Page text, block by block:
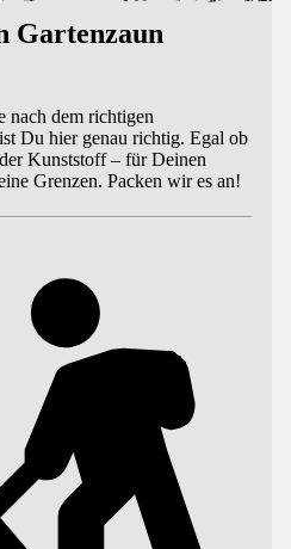
Gartenzaun
nach dem richtigen
Du hier genau richtig. Egal ob
Kunststoff – für Deinen
Grenzen. Packen wir es an!